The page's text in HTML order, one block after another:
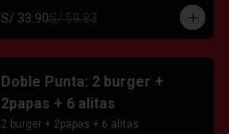
S/ 33.90S/ 59.83
Doble Punta: 2 burger +
2papas + 6 alitas
2 burger + 2papas + 6 alitas